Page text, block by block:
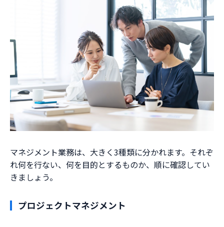
マネジメント業務は、大きく3種類に分かれます。それぞ
れ何を行ない、何を目的とするものか、順に確認してい
きましょう。
プロジェクトマネジメント